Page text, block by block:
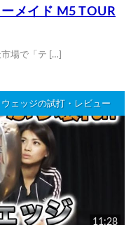
メイド M5 TOUR
場で「テ […]
ウェッジの試打・レビュー
11:28